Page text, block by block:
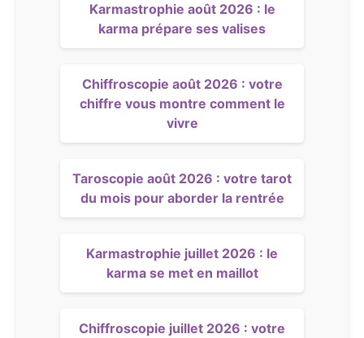
Karmastrophie août 2026 : le
karma prépare ses valises
Chiffroscopie août 2026 : votre
chiffre vous montre comment le
vivre
Taroscopie août 2026 : votre tarot
du mois pour aborder la rentrée
Karmastrophie juillet 2026 : le
karma se met en maillot
Chiffroscopie juillet 2026 : votre